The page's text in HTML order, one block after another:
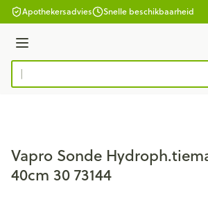
Ga naar de inhoud
Apothekersadvies Snelle beschikbaarheid
Menu
Product, merk, categorie...
Vapro Sonde
40cm 30 73144